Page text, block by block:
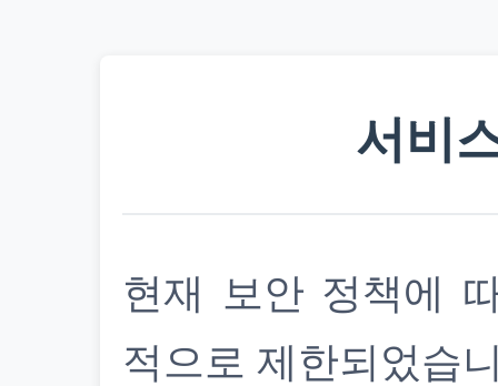
서비
현재 보안 정책에
적으로 제한되었습